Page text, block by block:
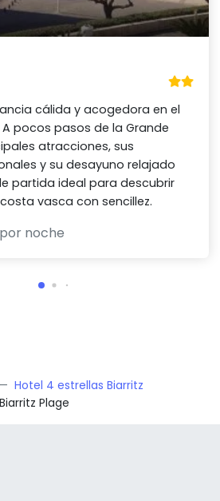
cálida y acogedora en el
pocos pasos de la Grande
atracciones, sus
y su desayuno relajado
partida ideal para descubrir
vasca con sencillez.
por noche
Hotel 4 estrellas Biarritz
Plage